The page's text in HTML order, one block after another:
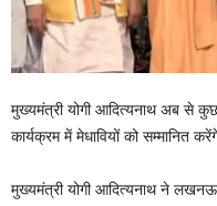
मुख्यमंत्री योगी आदित्यनाथ अब से
कार्यक्रम में मेधावियों को सम्मानित
मुख्यमंत्री योगी आदित्यनाथ ने